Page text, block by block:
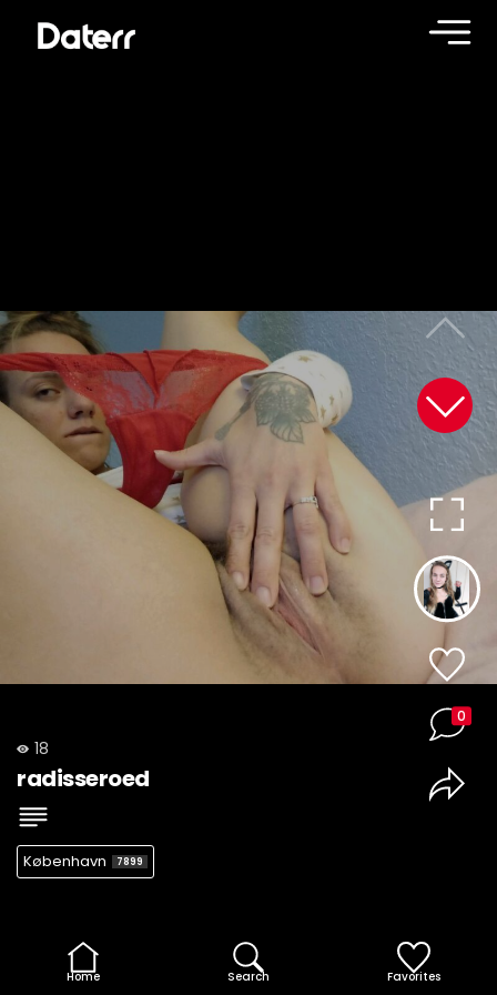
18
radisseroed
København 7899
0
Home Search Favorites